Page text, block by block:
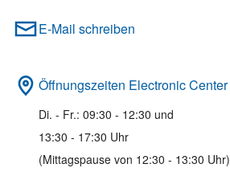
E-Mail schreiben
Öffnungszeiten Electronic Center
Di. - Fr.: 09:30 - 12:30 und
13:30 - 17:30 Uhr
(Mittagspause von 12:30 - 13:30 Uhr)